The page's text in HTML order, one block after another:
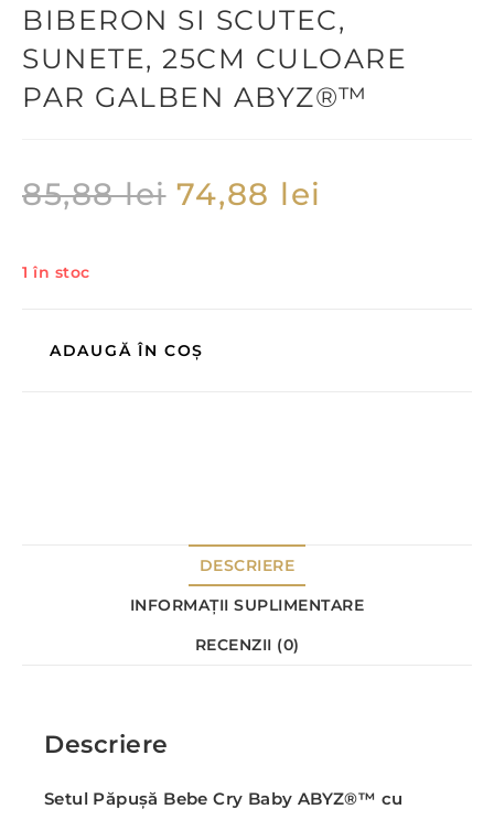
BIBERON SI SCUTEC,
SUNETE, 25CM CULOARE
PAR GALBEN ABYZ®™
85,88lei 74,88 lei
1 în stoc
ADAUGĂ ÎN COȘ
DESCRIERE
INFORMAȚII SUPLIMENTARE
RECENZII (0)
Descriere
Setul Păpușă Bebe Cry Baby ABYZ®™ cu